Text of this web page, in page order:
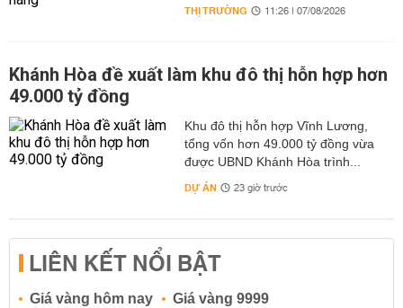
THỊ TRƯỜNG 11:26 | 07/08/2026
Khánh Hòa đề xuất làm khu đô thị hỗn hợp hơn
49.000 tỷ đồng
Khu đô thị hỗn hợp Vĩnh Lương,
tổng vốn hơn 49.000 tỷ đồng vừa
được UBND Khánh Hòa trình...
DỰ ÁN 23 giờ trước
LIÊN KẾT NỔI BẬT
Giá vàng hôm nay
Giá vàng 9999